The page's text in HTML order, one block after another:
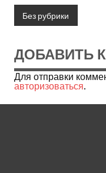
Без рубрики
ДОБАВИТЬ
Для отправки
авторизоваться.